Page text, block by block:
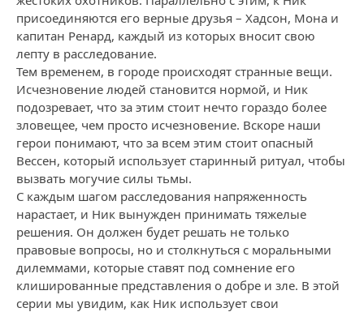
присоединяются его верные друзья – Хадсон, Мона и
капитан Ренард, каждый из которых вносит свою
лепту в расследование.
Тем временем, в городе происходят странные вещи.
Исчезновение людей становится нормой, и Ник
подозревает, что за этим стоит нечто гораздо более
зловещее, чем просто исчезновение. Вскоре наши
герои понимают, что за всем этим стоит опасный
Вессен, который использует старинный ритуал, чтобы
вызвать могучие силы тьмы.
С каждым шагом расследования напряженность
нарастает, и Ник вынужден принимать тяжелые
решения. Он должен будет решать не только
правовые вопросы, но и столкнуться с моральными
дилеммами, которые ставят под сомнение его
клишированные представления о добре и зле. В этой
серии мы увидим, как Ник использует свои